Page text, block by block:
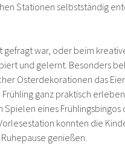
Stationen selbstständig
war, oder beim
und gelernt. Besonders
Osterdekorationen das
ganz praktisch
eines
konnten die
genießen.